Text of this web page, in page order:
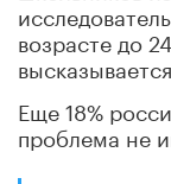
возрасте до
Еще 18%
проблема не